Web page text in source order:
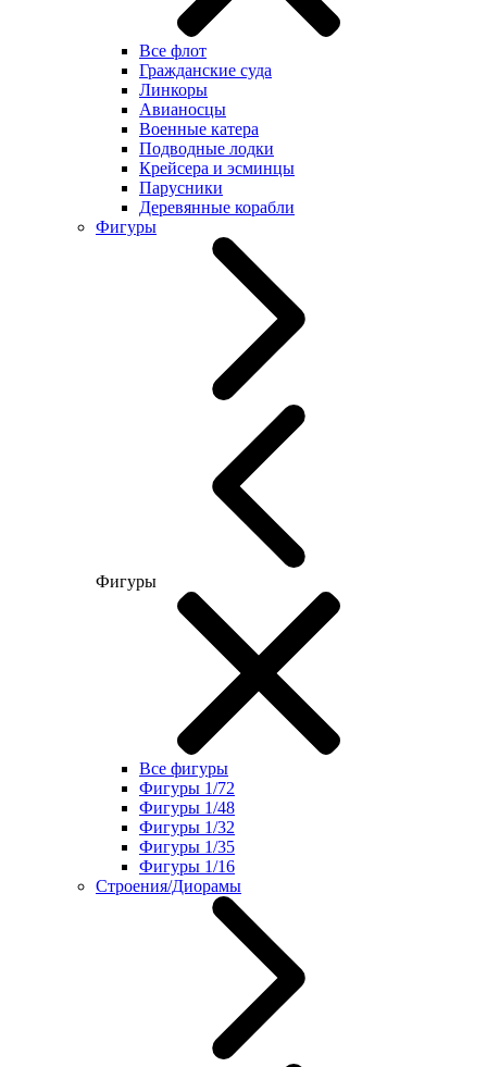
Все флот
Гражданские суда
Линкоры
Авианосцы
Военные катера
Подводные лодки
Крейсера и эсминцы
Парусники
Деревянные корабли
Фигуры
Фигуры
Все фигуры
Фигуры 1/72
Фигуры 1/48
Фигуры 1/32
Фигуры 1/35
Фигуры 1/16
Строения/Диорамы